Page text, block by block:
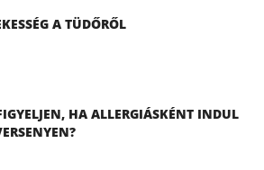
A TÜDŐRŐL
HA ALLERGIÁSKÉNT INDUL